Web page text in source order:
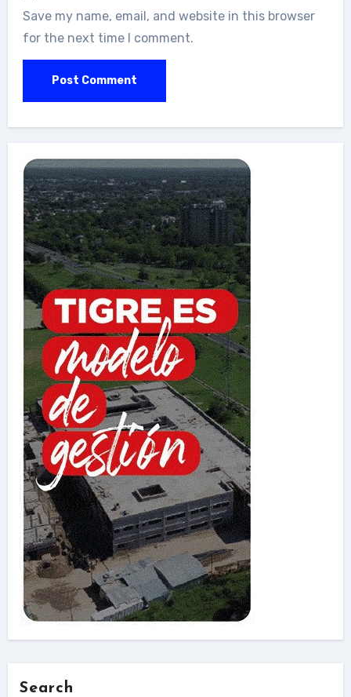
Save my name, email, and website in this browser
for the next time I comment.
Search